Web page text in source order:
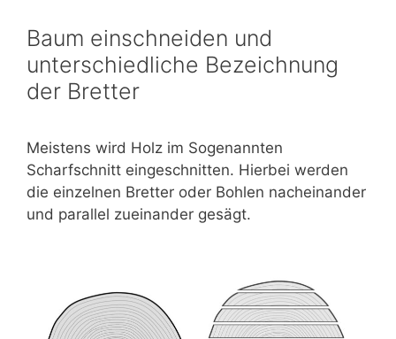
Baum einschneiden und
unterschiedliche Bezeichnung
der Bretter
Meistens wird Holz im Sogenannten
Scharfschnitt eingeschnitten. Hierbei werden
die einzelnen Bretter oder Bohlen nacheinander
und parallel zueinander gesägt.